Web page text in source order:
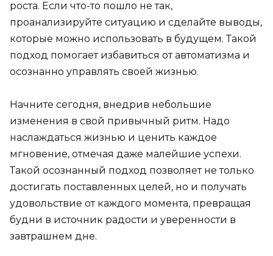
роста. Если что-то пошло не так,
проанализируйте ситуацию и сделайте выводы,
которые можно использовать в будущем. Такой
подход помогает избавиться от автоматизма и
осознанно управлять своей жизнью.
Начните сегодня, внедрив небольшие
изменения в свой привычный ритм. Надо
наслаждаться жизнью и ценить каждое
мгновение, отмечая даже малейшие успехи.
Такой осознанный подход позволяет не только
достигать поставленных целей, но и получать
удовольствие от каждого момента, превращая
будни в источник радости и уверенности в
завтрашнем дне.